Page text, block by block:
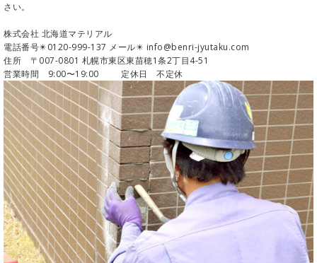
さい。
株式会社 北海道マテリアル
電話番号✴️0120-999-137 メール✴️ info@benri-jyutaku.com
住所 〒007-0801 札幌市東区東苗穂1条2丁目4-51
営業時間 9:00〜19:00 定休日 不定休